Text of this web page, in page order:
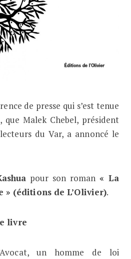
lauréat du Prix des
de presse qui s’est tenue
que Malek Chebel, président
du Var, a annoncé le
pour son roman« La
» (éditions de L’Olivier).
livre
un homme de loi